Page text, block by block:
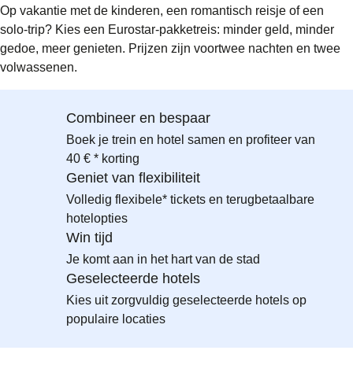
Op vakantie met de kinderen, een romantisch reisje of een
solo-trip? Kies een Eurostar-pakketreis: minder geld, minder
gedoe, meer genieten. Prijzen zijn voortwee nachten en twee
volwassenen.
Combineer en bespaar
Boek je trein en hotel samen en profiteer van
40 € * korting
Geniet van flexibiliteit
Volledig flexibele* tickets en terugbetaalbare
hotelopties
Win tijd
Je komt aan in het hart van de stad
Geselecteerde hotels
Kies uit zorgvuldig geselecteerde hotels op
populaire locaties